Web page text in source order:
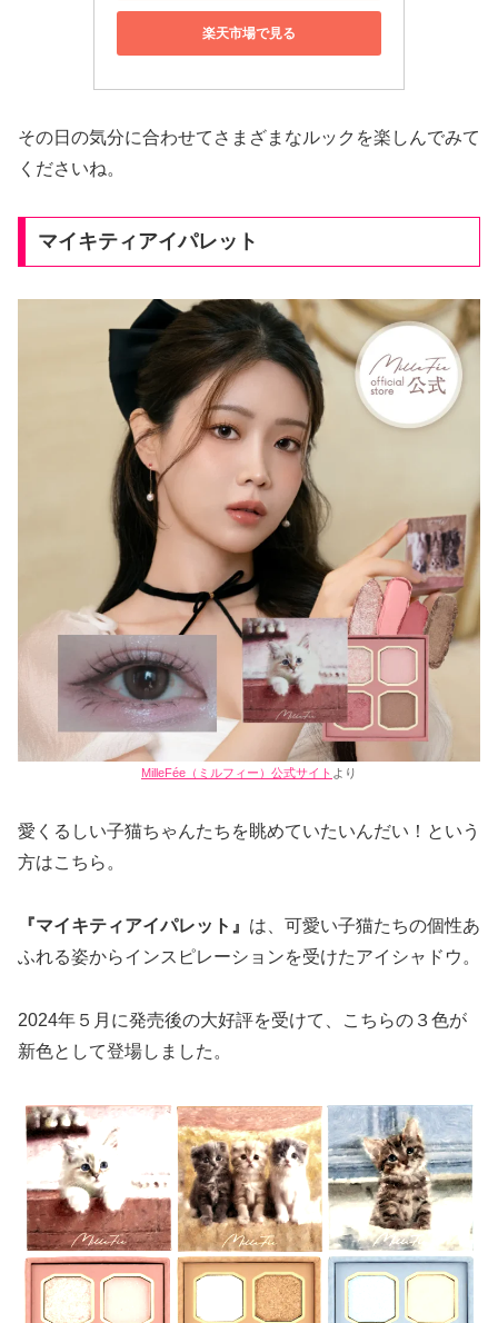
楽天市場で見る
その日の気分に合わせてさまざまなルックを楽しんでみて
くださいね。
マイキティアイパレット
MilleFée（ミルフィー）公式サイト より
愛くるしい子猫ちゃんたちを眺めていたいんだい！という
方はこちら。
『マイキティアイパレット』 は、可愛い子猫たちの個性あ
ふれる姿からインスピレーションを受けたアイシャドウ。
2024年５月に発売後の大好評を受けて、こちらの３色が
新色として登場しました。